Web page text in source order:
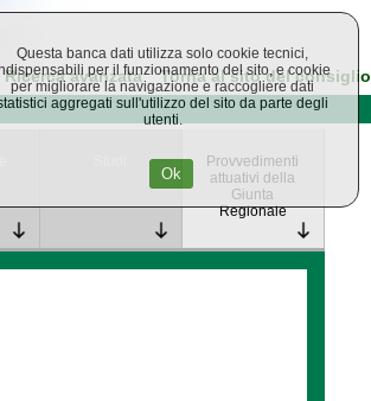
Ricerca avanzata Torna al sito del consiglio
Provvedimenti
attuativi della
Giunta
Regionale
Questa banca dati utilizza solo cookie tecnici,
per il funzionamento del sito, e cookie
per migliorare la navigazione e raccogliere dati
aggregati sull'utilizzo del sito da parte degli
utenti.
Ok